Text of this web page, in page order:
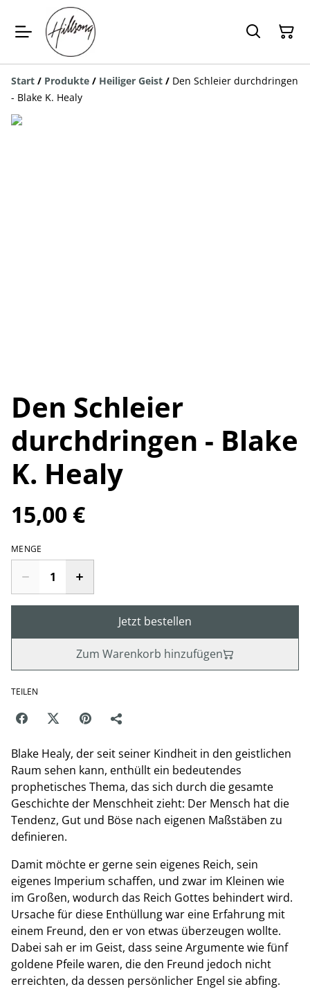
Start / Produkte / Heiliger Geist / Den Schleier durchdringen
- Blake K. Healy
Den Schleier
durchdringen - Blake
K. Healy
15,00 €
MENGE
Jetzt bestellen
Zum Warenkorb hinzufügen
TEILEN
Blake Healy, der seit seiner Kindheit in den geistlichen
Raum sehen kann, enthüllt ein bedeutendes
prophetisches Thema, das sich durch die gesamte
Geschichte der Menschheit zieht: Der Mensch hat die
Tendenz, Gut und Böse nach eigenen Maßstäben zu
definieren.
Damit möchte er gerne sein eigenes Reich, sein
eigenes Imperium schaffen, und zwar im Kleinen wie
im Großen, wodurch das Reich Gottes behindert wird.
Ursache für diese Enthüllung war eine Erfahrung mit
einem Freund, den er von etwas überzeugen wollte.
Dabei sah er im Geist, dass seine Argumente wie fünf
goldene Pfeile waren, die den Freund jedoch nicht
erreichten, da dessen persönlicher Engel sie abfing.